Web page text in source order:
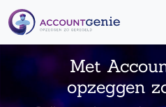
Met
opzeggen